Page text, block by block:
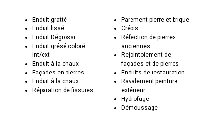
Enduit gratté
Enduit lissé
Enduit Dégrossi
Enduit grésé coloré
int/ext
Enduit à la chaux
Façades en pierres
Enduit à la chaux
Réparation de fissures
Parement pierre et brique
Crépis
Réfection de pierres
anciennes
Rejointoiement de
façades et de pierres
Enduits de restauration
Ravalement peinture
extérieur
Hydrofuge
Démoussage